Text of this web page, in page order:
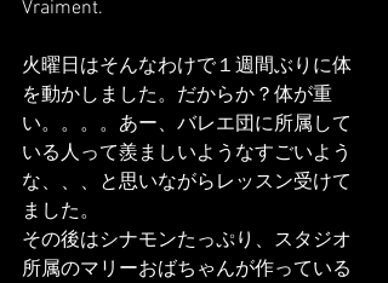
Vraiment.
火曜日はそんなわけで１週間ぶりに体
を動かしました。だからか？体が重
い。。。。あー、バレエ団に所属して
いる人って羨ましいようなすごいよう
な、、、と思いながらレッスン受けて
ました。
その後はシナモンたっぷり、スタジオ
所属のマリーおばちゃんが作っている